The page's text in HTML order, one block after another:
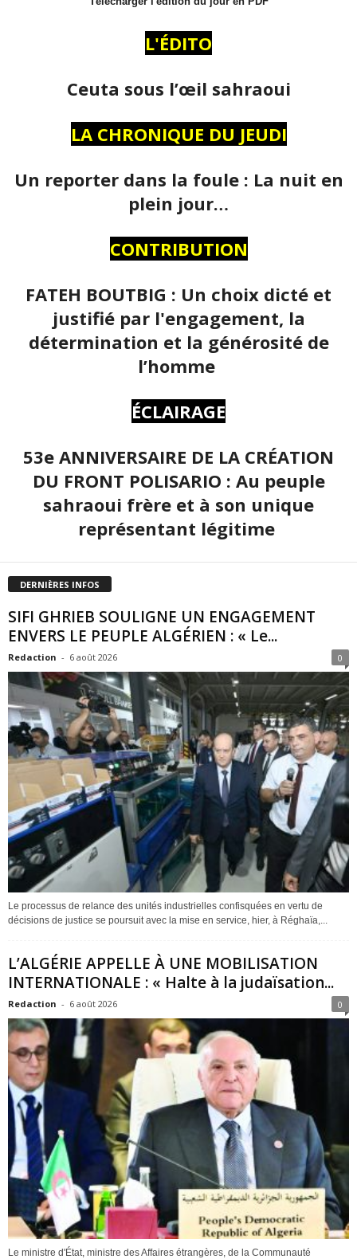
L'ÉDITO
Ceuta sous l’œil sahraoui
LA CHRONIQUE DU JEUDI
Un reporter dans la foule : La nuit en
plein jour…
CONTRIBUTION
FATEH BOUTBIG : Un choix dicté et
justifié par l'engagement, la
détermination et la générosité de
l’homme
ÉCLAIRAGE
53e ANNIVERSAIRE DE LA CRÉATION
DU FRONT POLISARIO : Au peuple
sahraoui frère et à son unique
représentant légitime
DERNIÈRES INFOS
SIFI GHRIEB SOULIGNE UN ENGAGEMENT
ENVERS LE PEUPLE ALGÉRIEN : « Le...
Redaction - 6 août 2026 0
Le processus de relance des unités industrielles confisquées en vertu de
décisions de justice se poursuit avec la mise en service, hier, à Réghaïa,...
L’ALGÉRIE APPELLE À UNE MOBILISATION
INTERNATIONALE : « Halte à la judaïsation...
Redaction - 6 août 2026 0
Le ministre d'État, ministre des Affaires étrangères, de la Communauté